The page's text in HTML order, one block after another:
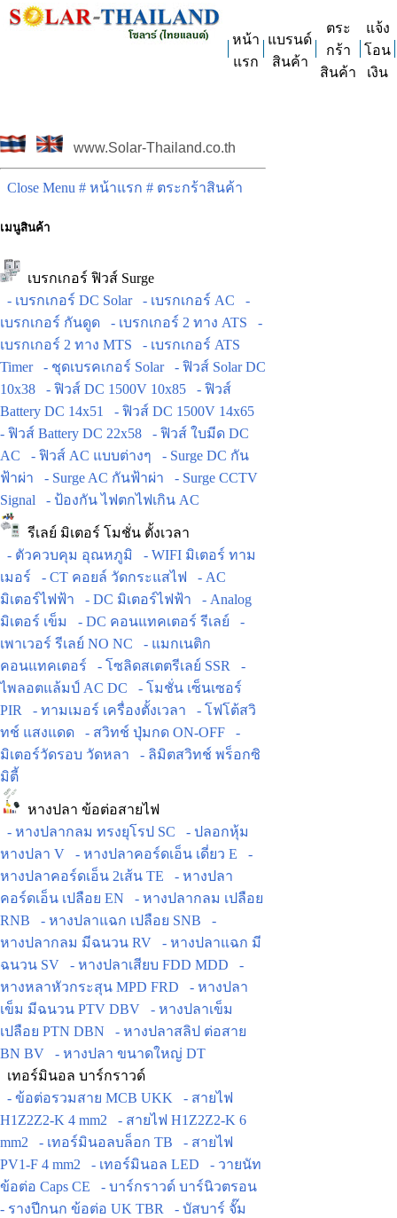
หน้า
แรก
แบรนด์
สินค้า
ตระ
กร้า
สินค้า
แจ้ง
โอน
เงิน
www.Solar-Thailand.co.th
Close Menu # หน้าแรก # ตระกร้าสินค้า
เมนูสินค้า
เบรกเกอร์ ฟิวส์ Surge
- เบรกเกอร์ DC Solar
- เบรกเกอร์ AC
-
เบรกเกอร์ กันดูด
- เบรกเกอร์ 2 ทาง ATS
-
เบรกเกอร์ 2 ทาง MTS
- เบรกเกอร์ ATS
Timer
- ชุดเบรคเกอร์ Solar
- ฟิวส์ Solar DC
10x38
- ฟิวส์ DC 1500V 10x85
- ฟิวส์
Battery DC 14x51
- ฟิวส์ DC 1500V 14x65
- ฟิวส์ Battery DC 22x58
- ฟิวส์ ใบมีด DC
AC
- ฟิวส์ AC แบบต่างๆ
- Surge DC กัน
ฟ้าผ่า
- Surge AC กันฟ้าผ่า
- Surge CCTV
Signal
- ป้องกัน ไฟตกไฟเกิน AC
รีเลย์ มิเตอร์ โมชั่น ตั้งเวลา
- ตัวควบคุม อุณหภูมิ
- WIFI มิเตอร์ ทาม
เมอร์
- CT คอยล์ วัดกระแสไฟ
- AC
มิเตอร์ไฟฟ้า
- DC มิเตอร์ไฟฟ้า
- Analog
มิเตอร์ เข็ม
- DC คอนแทคเตอร์ รีเลย์
-
เพาเวอร์ รีเลย์ NO NC
- แมกเนติก
คอนแทคเตอร์
- โซลิดสเตตรีเลย์ SSR
-
ไพลอตแล้มป์ AC DC
- โมชั่น เซ็นเซอร์
PIR
- ทามเมอร์ เครื่องตั้งเวลา
- โฟโต้สวิ
ทช์ แสงแดด
- สวิทช์ ปุ่มกด ON-OFF
-
มิเตอร์วัดรอบ วัดหลา
- ลิมิตสวิทช์ พร็อกซิ
มิตี้
หางปลา ข้อต่อสายไฟ
- หางปลากลม ทรงยุโรป SC
- ปลอกหุ้ม
หางปลา V
- หางปลาคอร์ดเอ็น เดี่ยว E
-
หางปลาคอร์ดเอ็น 2เส้น TE
- หางปลา
คอร์ดเอ็น เปลือย EN
- หางปลากลม เปลือย
RNB
- หางปลาแฉก เปลือย SNB
-
หางปลากลม มีฉนวน RV
- หางปลาแฉก มี
ฉนวน SV
- หางปลาเสียบ FDD MDD
-
หางหลาหัวกระสุน MPD FRD
- หางปลา
เข็ม มีฉนวน PTV DBV
- หางปลาเข็ม
เปลือย PTN DBN
- หางปลาสลิป ต่อสาย
BN BV
- หางปลา ขนาดใหญ่ DT
เทอร์มินอล บาร์กราวด์
- ข้อต่อรวมสาย MCB UKK
- สายไฟ
H1Z2Z2-K 4 mm2
- สายไฟ H1Z2Z2-K 6
mm2
- เทอร์มินอลบล็อก TB
- สายไฟ
PV1-F 4 mm2
- เทอร์มินอล LED
- วายนัท
ข้อต่อ Caps CE
- บาร์กราวด์ บาร์นิวตรอน
- รางปีกนก ข้อต่อ UK TBR
- บัสบาร์ จั๊ม